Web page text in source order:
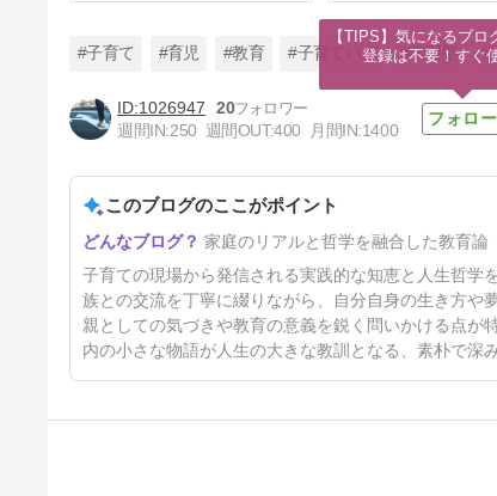
近の我が家、悩める「息子」編
～
26日前
#子育て #育児 #教育 #子育てパパ #学習塾 #
1026947
20
週間IN:250 週間OUT:400 月間IN:1400
このブログのここがポイント
家庭のリアルと哲学を融合した教育論
子育ての現場から発信される実践的な知恵と人生哲学
族との交流を丁寧に綴りながら、自分自身の生き方や
親としての気づきや教育の意義を鋭く問いかける点が
内の小さな物語が人生の大きな教訓となる、素朴で深
【TIPS】気になるブロ
登録は不要！すぐ